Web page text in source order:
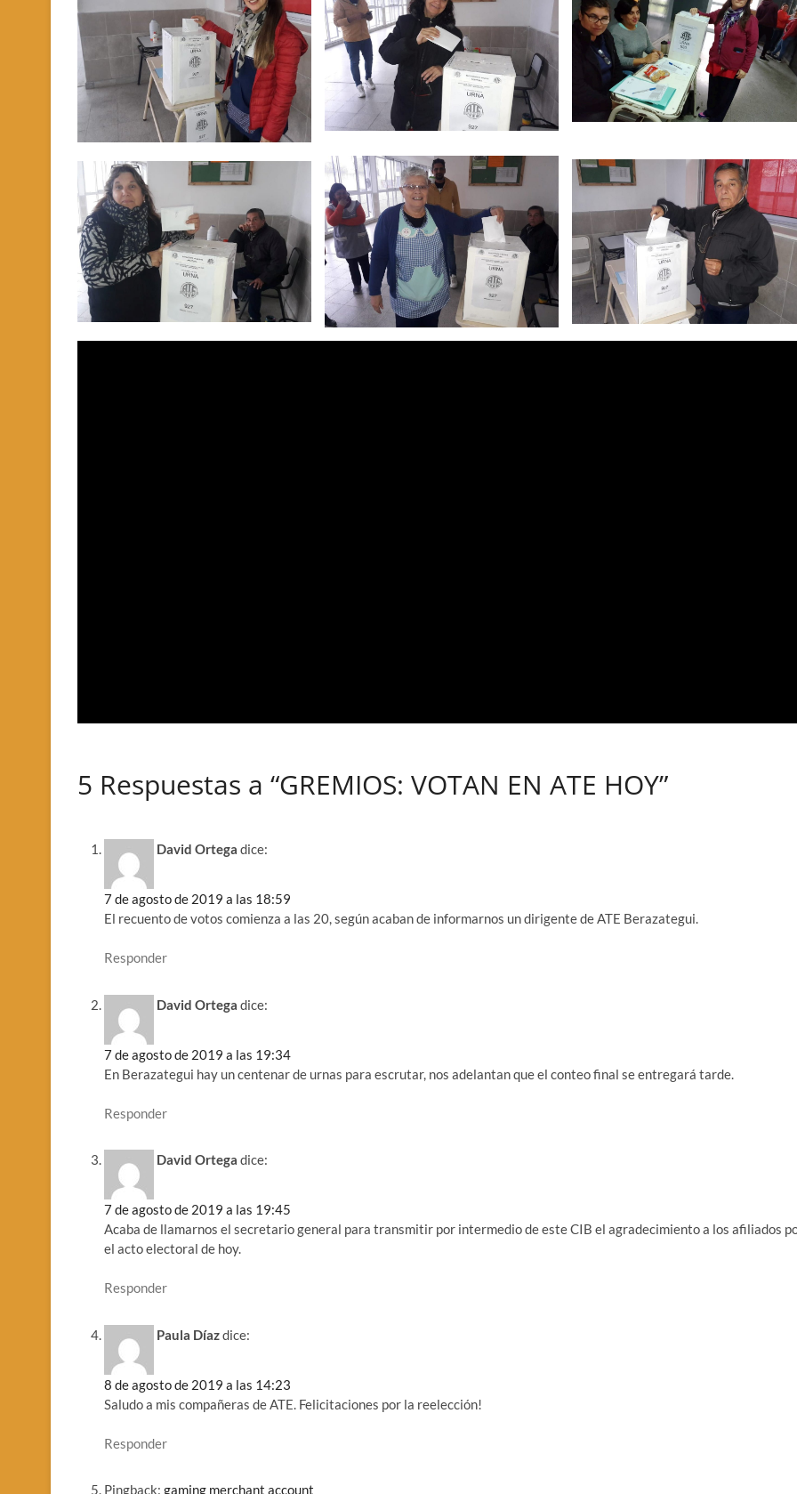
5 Respuestas a “GREMIOS: VOTAN EN ATE HOY”
David Ortega dice:
7 de agosto de 2019 a las 18:59
El recuento de votos comienza a las 20, según acaban de informarnos un dirigente de ATE Berazategui.
Responder
David Ortega dice:
7 de agosto de 2019 a las 19:34
En Berazategui hay un centenar de urnas para escrutar, nos adelantan que el conteo final se entregará tarde.
Responder
David Ortega dice:
7 de agosto de 2019 a las 19:45
Acaba de llamarnos el secretario general para transmitir por intermedio de este CIB el agradecimiento a los afiliados
el acto electoral de hoy.
Responder
Paula Díazdice:
8 de agosto de 2019 a las 14:23
Saludo a mis compañeras de ATE. Felicitaciones por la reelección!
Responder
Pingback: gaming merchant account